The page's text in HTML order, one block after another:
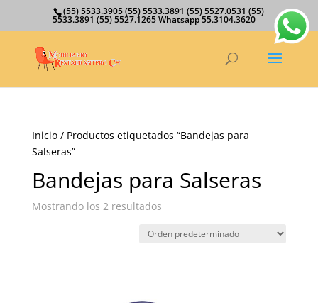
(55) 5533.3905 (55) 5533.3891 (55) 5527.0531 (55)
5533.3891 (55) 5527.1265 Whatsapp 55.3104.3620
Inicio/ Productos etiquetados “Bandejas para
Salseras”
Bandejas para Salseras
Mostrando los 2 resultados